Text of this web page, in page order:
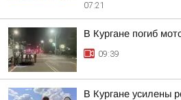
07:21
В Кургане погиб
09:39
В Кургане усилены